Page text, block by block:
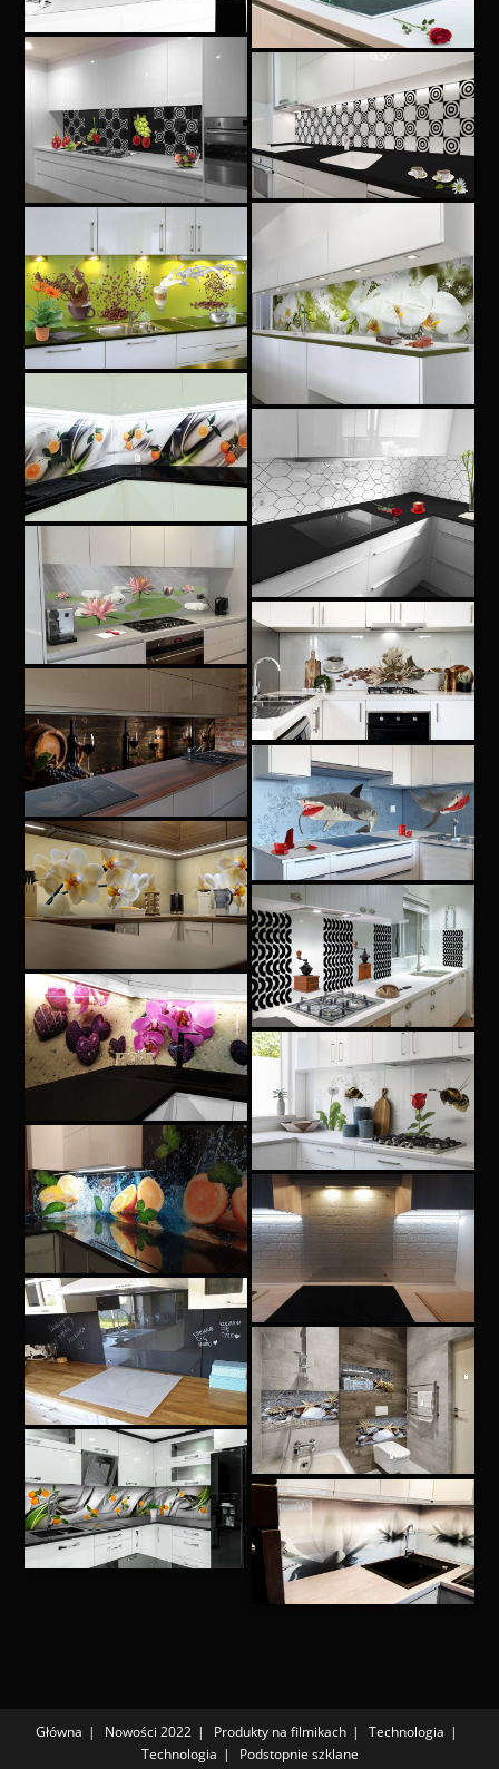
Główna Nowości 2022 Produkty na filmikach
Technologia
Technologia
Podstopnie szklane